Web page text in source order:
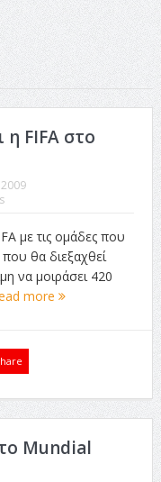
η FIFA στο
με τις ομάδες που
θα διεξαχθεί
να μοιράσει 420
more
Mundial